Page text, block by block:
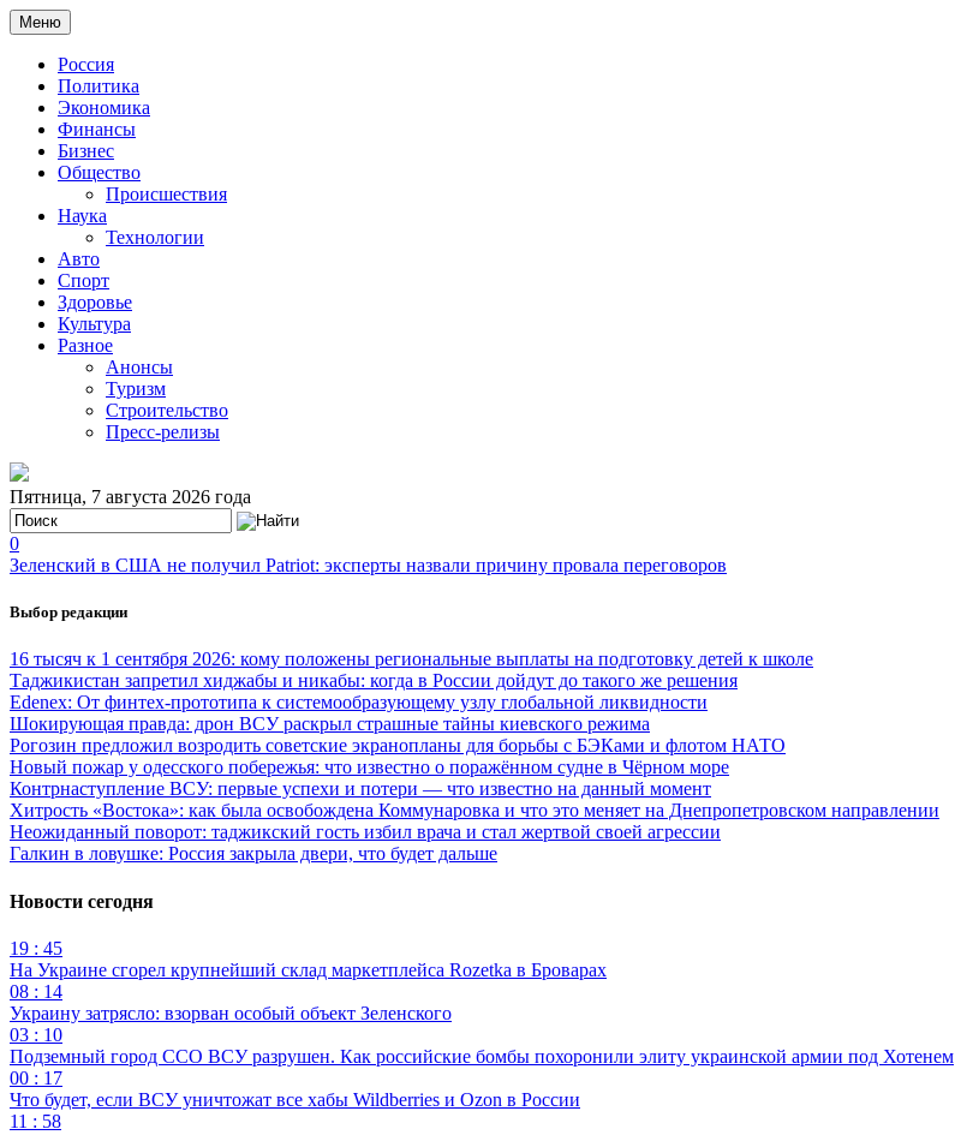
Меню
Россия
Политика
Экономика
Финансы
Бизнес
Общество
Происшествия
Наука
Технологии
Авто
Спорт
Здоровье
Культура
Разное
Анонсы
Туризм
Строительство
Пресс-релизы
Пятница, 7 августа 2026 года
0
Зеленский в США не получил Patriot: эксперты назвали причину провала переговоров
Выбор редакции
16 тысяч к 1 сентября 2026: кому положены региональные выплаты на подготовку детей к школе
Таджикистан запретил хиджабы и никабы: когда в России дойдут до такого же решения
Edenex: От финтех-прототипа к системообразующему узлу глобальной ликвидности
Шокирующая правда: дрон ВСУ раскрыл страшные тайны киевского режима
Рогозин предложил возродить советские экранопланы для борьбы с БЭКами и флотом НАТО
Новый пожар у одесского побережья: что известно о поражённом судне в Чёрном море
Контрнаступление ВСУ: первые успехи и потери — что известно на данный момент
Хитрость «Востока»: как была освобождена Коммунаровка и что это меняет на Днепропетровском направлении
Неожиданный поворот: таджикский гость избил врача и стал жертвой своей агрессии
Галкин в ловушке: Россия закрыла двери, что будет дальше
Новости сегодня
19 : 45
На Украине сгорел крупнейший склад маркетплейса Rozetka в Броварах
08 : 14
Украину затрясло: взорван особый объект Зеленского
03 : 10
Подземный город ССО ВСУ разрушен. Как российские бомбы похоронили элиту украинской армии под Хотенем
00 : 17
Что будет, если ВСУ уничтожат все хабы Wildberries и Ozon в России
11 : 58